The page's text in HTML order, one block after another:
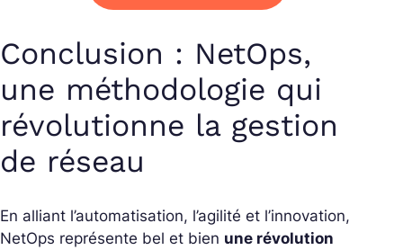
Conclusion : NetOps,
une méthodologie qui
révolutionne la gestion
de réseau
En alliant l’automatisation, l’agilité et l’innovation,
NetOps représente bel et bien une révolution